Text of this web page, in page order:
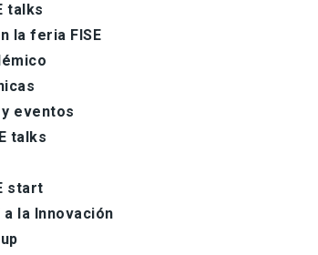
talks
la feria FISE
eventos
talks
start
a la Innovación